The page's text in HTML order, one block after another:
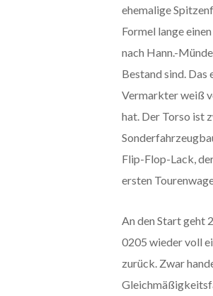
ehemalige
Formel lange
nach Hann.-
Bestand sind.
Vermarkter weiß
hat. Der Torso ist
Flip-Flop-Lack,
ersten
An den Start geht
0205 wieder voll
zurück. Zwar